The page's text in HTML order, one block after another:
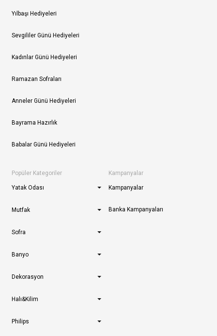
Yılbaşı Hediyeleri
Sevgililer Günü Hediyeleri
Kadınlar Günü Hediyeleri
Ramazan Sofraları
Anneler Günü Hediyeleri
Bayrama Hazırlık
Babalar Günü Hediyeleri
Popüler Kategoriler
Yatak Odası
Mutfak
Sofra
Banyo
Dekorasyon
Halı&Kilim
Philips
Kampanyalar
Kampanyalar
Banka Kampanyaları